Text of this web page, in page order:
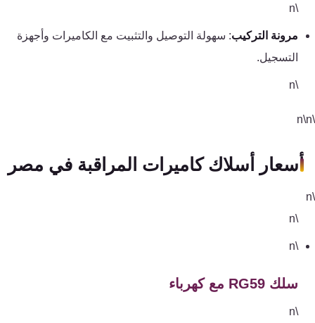
مرونة التركيب: سهولة التوصيل والتثبيت مع الكاميرات وأجهزة
التسجيل.
أسعار أسلاك كاميرات المراقبة في مصر
\n
سلك RG59 مع كهرباء